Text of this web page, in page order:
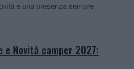
e una presenza sempre
e Novità camper 2027: